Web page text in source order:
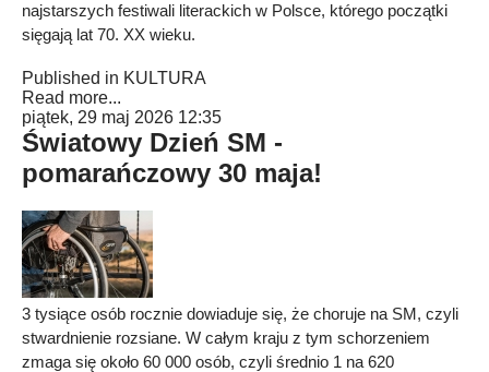
najstarszych festiwali literackich w Polsce, którego początki
sięgają lat 70. XX wieku.
Published in KULTURA
Read more...
piątek, 29 maj 2026 12:35
Światowy Dzień SM -
pomarańczowy 30 maja!
3 tysiące osób rocznie dowiaduje się, że choruje na SM, czyli
stwardnienie rozsiane. W całym kraju z tym schorzeniem
zmaga się około 60 000 osób, czyli średnio 1 na 620